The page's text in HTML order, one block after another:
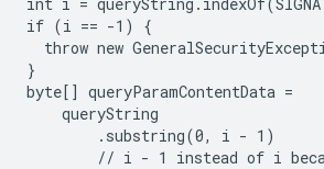
if (i == -1) {
throw new
}
byte[] queryParamContentData =
    queryString
        .substring(0, i - 1)
// i - 1 instead of i